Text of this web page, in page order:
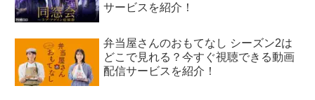
サービスを紹介！
弁当屋さんのおもてなし シーズン2は
どこで見れる？今すぐ視聴できる動画
配信サービスを紹介！